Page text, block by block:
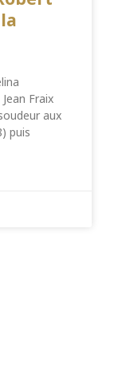
Fraix
aux
puis